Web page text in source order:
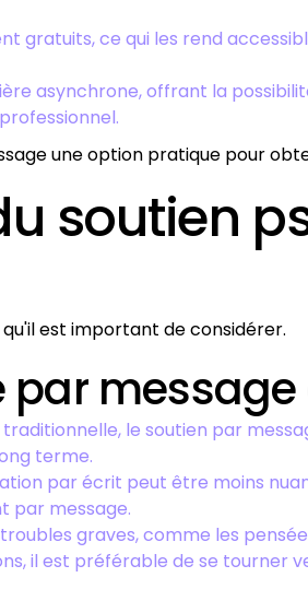
gratuits, ce qui les rend
asynchrone, offrant la
une option pratique pour
soutien
est important de considérer.
le soutien par
terme.
par écrit peut être moins
par message.
graves, comme les
il est préférable de se tourner